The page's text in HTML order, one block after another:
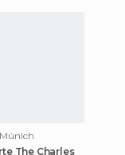
The Charles